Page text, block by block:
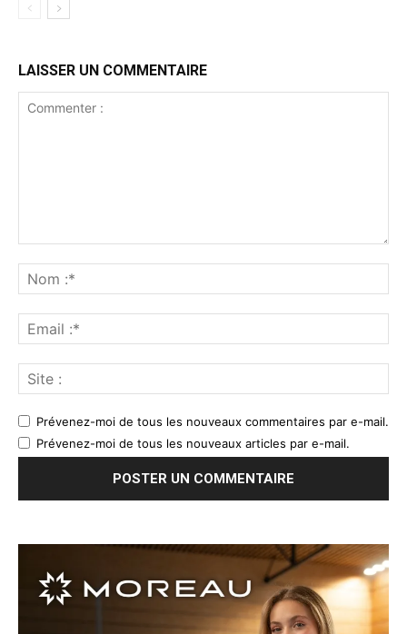
LAISSER UN COMMENTAIRE
Prévenez-moi de tous les nouveaux commentaires par e-mail.
Prévenez-moi de tous les nouveaux articles par e-mail.